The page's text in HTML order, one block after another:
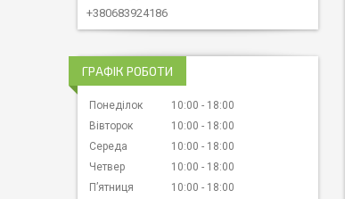
+380683924186
ГРАФІК РОБОТИ
Понеділок 10:00
18:00
Вівторок
10:00
18:00
Середа
10:00
18:00
Четвер
10:00
18:00
Пʼятниця
10:00
18:00